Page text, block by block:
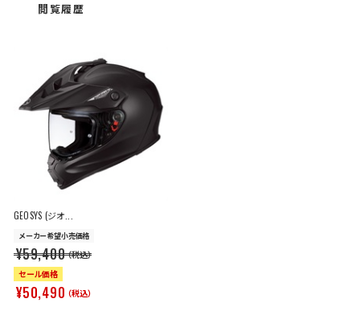
閲覧履歴
GEOSYS (ジオ...
メーカー希望小売価格
¥59,400（税込）
セール価格
¥50,490（税込）